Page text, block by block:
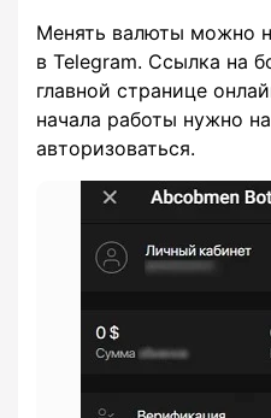
Менять валюты можно
в Telegram. Ссылка на
главной странице
начала работы нужно
авторизоваться.